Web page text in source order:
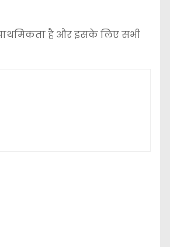
है और इसके लिए सभी